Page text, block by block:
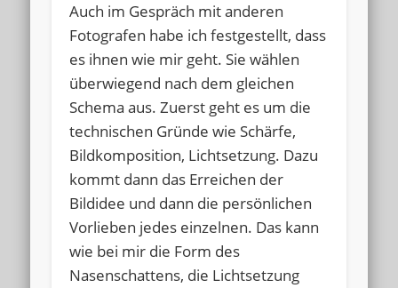
Auch im Gespräch mit anderen
Fotografen habe ich festgestellt, dass
es ihnen wie mir geht. Sie wählen
überwiegend nach dem gleichen
Schema aus. Zuerst geht es um die
technischen Gründe wie Schärfe,
Bildkomposition, Lichtsetzung. Dazu
kommt dann das Erreichen der
Bildidee und dann die persönlichen
Vorlieben jedes einzelnen. Das kann
wie bei mir die Form des
Nasenschattens, die Lichtsetzung